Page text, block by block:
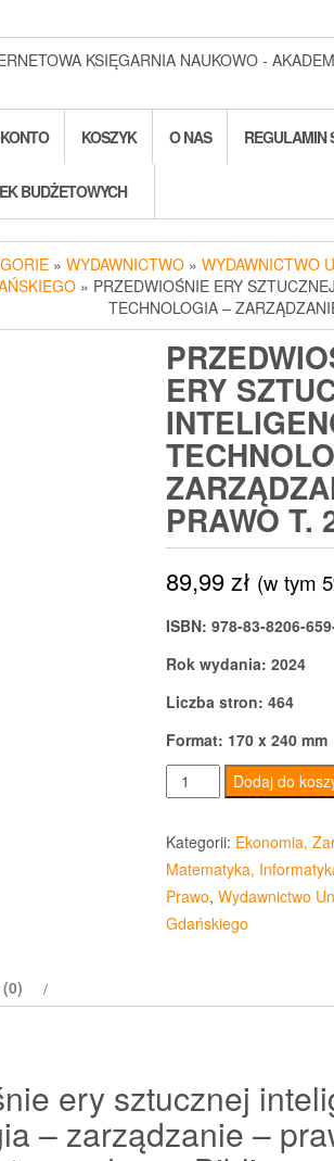
KSIĘGARNIA NAUKOWO -
KOSZYK O NAS REGULAMIN
BUDŻETOWYCH
» WYDAWNICTWO » WYDAWNICTWO
» PRZEDWIOŚNIE ERY
TECHNOLOGIA –
ERY
PRAWO T.
89,99zł (w tym
ISBN: 978-83-8206-
Rok wydania: 2024
Liczba stron: 464
Format: 170 x 240 mm
ilość
Przedwiośnie
ery
sztucznej
inteligencji
Technologia
Dodaj do
Kategorii: Ekonomia,
Matematyka,
Prawo, Wydawnictwo
Gdańskiego
ery sztucznej
– zarządzanie –